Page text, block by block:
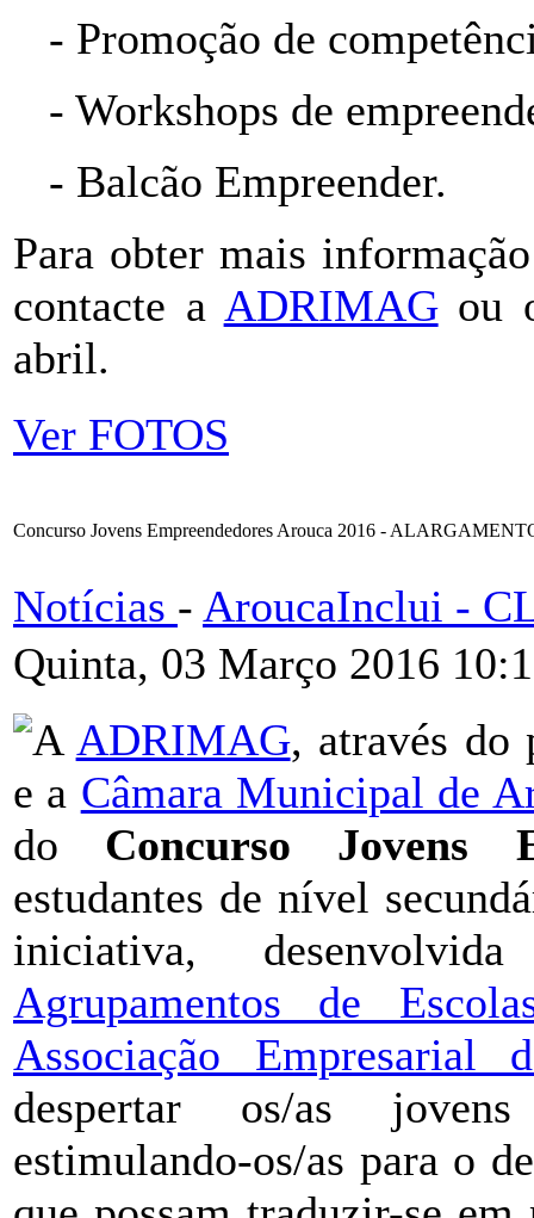
- Promoção de
- Workshops de
- Balcão Empreender.
Para obter mais
contacte a ADRIMAGou
abril.
Ver FOTOS
Concurso Jovens Empreendedores Arouca 2016 -
Notícias - AroucaInclui -
Quinta, 03 Março 2016
A ADRIMAG, através
e a Câmara Municipal de
do Concurso Jovens
estudantes de nível
iniciativa,
Agrupamentos de
Associação Empresarial
despertar os/as
estimulando-os/as para o